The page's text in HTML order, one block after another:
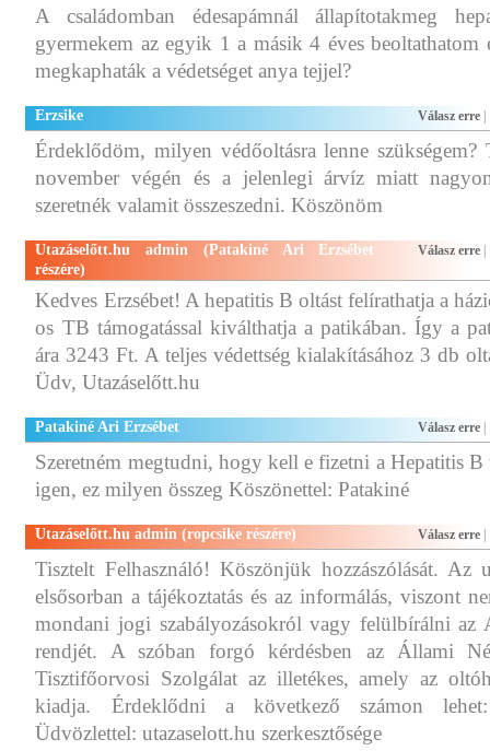
A családomban édesapámnál állapítotakmeg
gyermekem az egyik 1 a másik 4 éves beoltathatom
megkaphaták a védetséget anya tejjel?
Erzsike Válasz erre
Érdeklődöm, milyen védőoltásra lenne szükségem?
november végén és a jelenlegi árvíz miatt
szeretnék valamit összeszedni. Köszönöm
Utazáselőtt.hu admin (Patakiné Ari Erzsébet
részére)
Válasz erre
Kedves Erzsébet! A hepatitis B oltást felírathatja a
os TB támogatással kiválthatja a patikában. Így a
ára 3243 Ft. A teljes védettség kialakításához 3 db
Üdv, Utazáselőtt.hu
Patakiné Ari Erzsébet Válasz erre
Szeretném megtudni, hogy kell e fizetni a Hepatitis B
igen, ez milyen összeg Köszönettel: Patakiné
Utazáselőtt.hu admin (ropcsike részére) Válasz erre
Tisztelt Felhasználó! Köszönjük hozzászólását. Az
elsősorban a tájékoztatás és az informálás, viszont
mondani jogi szabályozásokról vagy felülbírálni az
rendjét. A szóban forgó kérdésben az Állami
Tisztifőorvosi Szolgálat az illetékes, amely az
kiadja. Érdeklődni a következő számon lehet:
Üdvözlettel: utazaselott.hu szerkesztősége